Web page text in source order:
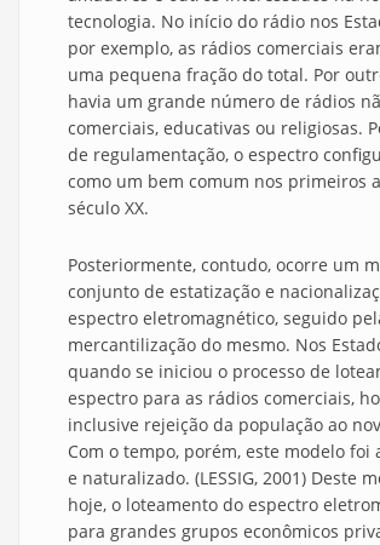
tecnologia. No início do rádio nos
por exemplo, as rádios comerciais
uma pequena fração do total. Por
havia um grande número de rádios
comerciais, educativas ou religiosas.
de regulamentação, o espectro
como um bem comum nos primeiros
século XX.
Posteriormente, contudo, ocorre um
conjunto de estatização e
espectro eletromagnético, seguido
mercantilização do mesmo. Nos
quando se iniciou o processo de
espectro para as rádios comerciais,
inclusive rejeição da população ao
Com o tempo, porém, este modelo foi
e naturalizado. (LESSIG, 2001) Deste
hoje, o loteamento do espectro
para grandes grupos econômicos